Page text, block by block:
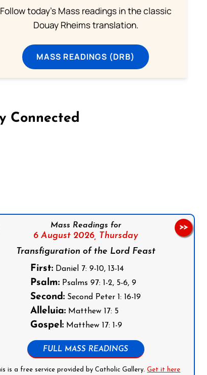
Follow today's Mass readings in the classic
Douay Rheims translation.
MASS READINGS (DRB)
Connected
Mass Readings for
6 August 2026, Thursday
Transfiguration of the Lord Feast
First: Daniel 7: 9-10, 13-14
Psalm: Psalms 97: 1-2, 5-6, 9
Second: Second Peter 1: 16-19
Alleluia: Matthew 17: 5
Gospel: Matthew 17: 1-9
FULL MASS READINGS
is a free service provided by Catholic Gallery.Get it here
>>